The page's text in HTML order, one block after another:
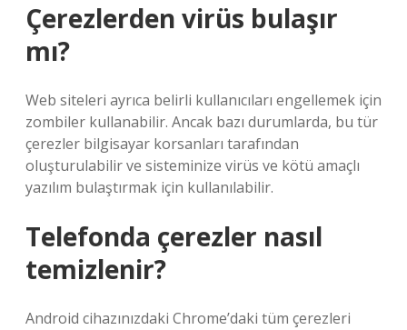
Çerezlerden virüs bulaşır
mı?
Web siteleri ayrıca belirli kullanıcıları engellemek için
zombiler kullanabilir. Ancak bazı durumlarda, bu tür
çerezler bilgisayar korsanları tarafından
oluşturulabilir ve sisteminize virüs ve kötü amaçlı
yazılım bulaştırmak için kullanılabilir.
Telefonda çerezler nasıl
temizlenir?
Android cihazınızdaki Chrome’daki tüm çerezleri